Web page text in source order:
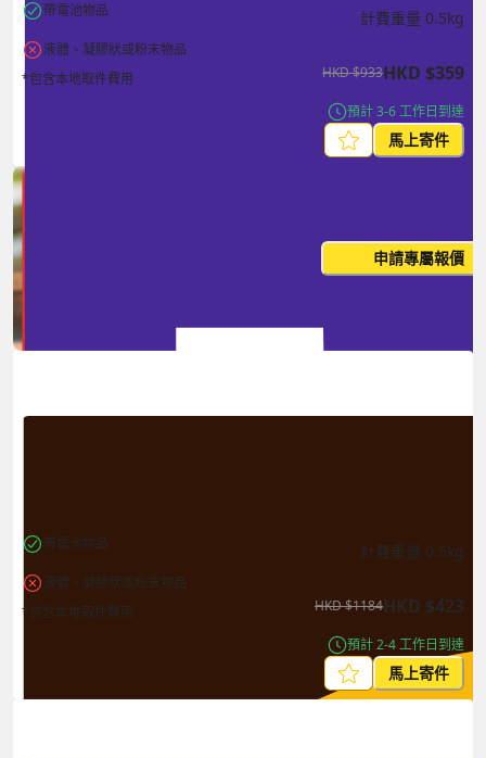
帶電池物品
液體、凝膠狀或粉末物品
*包含本地取件費用
計費重量 0.5kg
HKD$933HKD $359
預計 3-6 工作日到達
馬上寄件
申請專屬報價
帶電池物品
液體、凝膠狀或粉末物品
*包含本地取件費用
計費重量 0.5kg
HKD$1184HKD $423
預計 2-4 工作日到達
馬上寄件